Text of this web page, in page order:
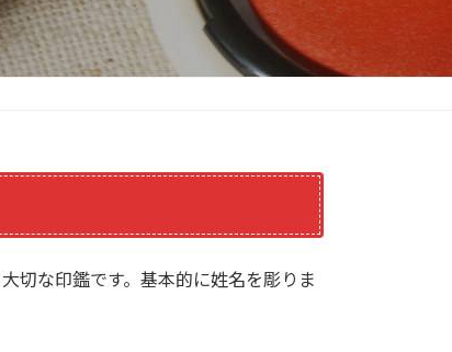
切な印鑑です。基本的に姓名を彫りま